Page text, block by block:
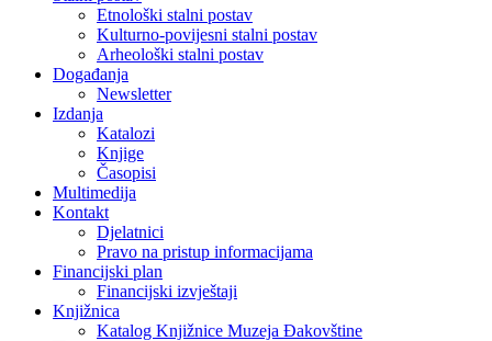
Etnološki stalni postav
Kulturno-povijesni stalni postav
Arheološki stalni postav
Događanja
Newsletter
Izdanja
Katalozi
Knjige
Časopisi
Multimedija
Kontakt
Djelatnici
Pravo na pristup informacijama
Financijski plan
Financijski izvještaji
Knjižnica
Katalog Knjižnice Muzeja Đakovštine